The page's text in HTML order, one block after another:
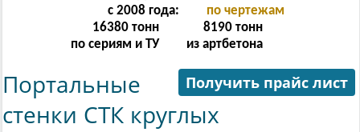
с 2008 года:
по чертежам
65532 тонн
по сериям и ТУ
32766 тонн
из артбетона
Получить прайс лист
Портальные
стенки СТК круглых